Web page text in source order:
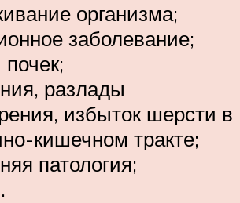
организма;
заболевание;
разлады
избыток шерсти в
кишечном тракте;
патология;